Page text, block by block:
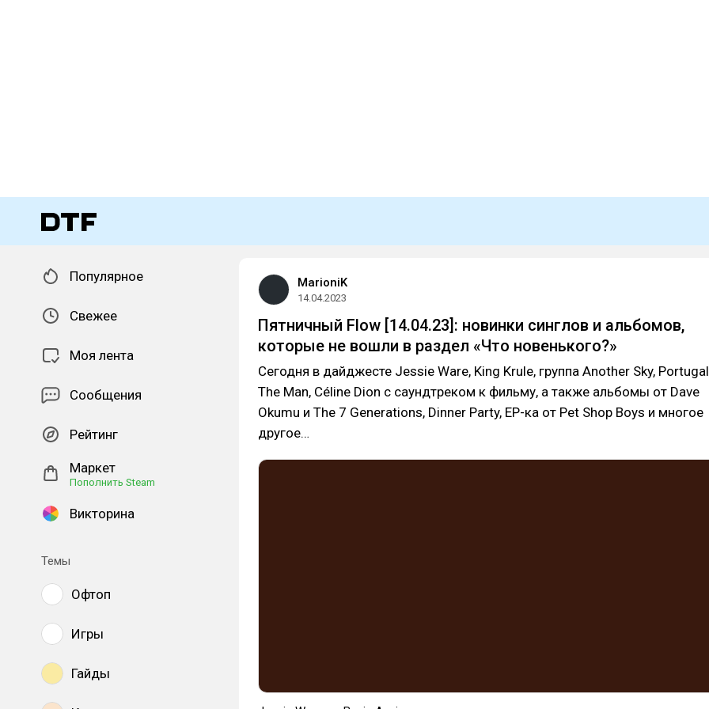
Популярное
Свежее
Моя лента
Сообщения
Рейтинг
Маркет
Пополнить Steam
Викторина
Темы
Офтоп
Игры
Гайды
MarioniK
14.04.2023
Пятничный Flow [14.04.23]: новинки синглов и альбомов,
которые не вошли в раздел «Что новенького?»
Сегодня в дайджесте Jessie Ware, King Krule, группа Another Sky,
The Man, Céline Dion с саундтреком к фильму, а также альбомы от Dave
Okumu и The 7 Generations, Dinner Party, EP-ка от Pet Shop Boys и многое
другое…